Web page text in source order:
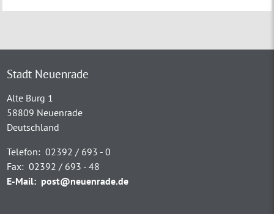
Stadt Neuenrade
Alte Burg 1
58809 Neuenrade
Deutschland
Telefon: 02392 / 693 - 0
Fax: 02392 / 693 - 48
E-Mail: post@neuenrade.de